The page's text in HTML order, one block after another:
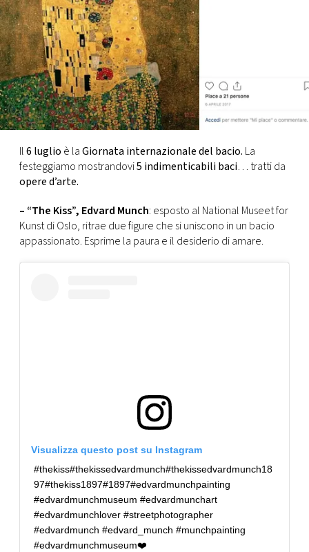
CONCORSI
EVENTI
VIDEO
TV
PRINCIPATO
DI
MONACO
RMC
Il6 luglio è laGiornata internazionale del bacio. La
festeggiamo mostrandovi5 indimenticabili baci… tratti da
opere d’arte.
– “The Kiss”, Edvard Munch: esposto al National Museet for
Kunst di Oslo, ritrae due figure che si uniscono in un bacio
appassionato. Esprime la paura e il desiderio di amare.
Visualizza questo post su Instagram
#thekiss#thekissedvardmunch#thekissedvardmunch18
97#thekiss1897#1897#edvardmunchpainting
#edvardmunchmuseum #edvardmunchart
#edvardmunchlover #streetphotographer
#edvardmunch #edvard_munch #munchpainting
#edvardmunchmuseum❤️